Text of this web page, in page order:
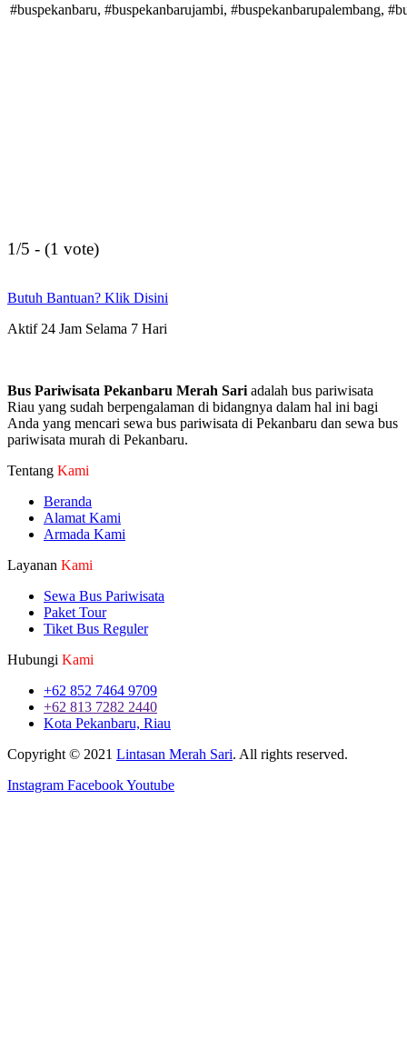
#buspekanbaru, #buspekanbarujambi, #buspekanbarupalembang,
1/5 - (1 vote)
Butuh Bantuan? Klik Disini
Aktif 24 Jam Selama 7 Hari
Bus Pariwisata Pekanbaru Merah Sari adalah bus pariwisata
Riau yang sudah berpengalaman di bidangnya dalam hal ini bagi
Anda yang mencari sewa bus pariwisata di Pekanbaru dan sewa bus
pariwisata murah di Pekanbaru.
Tentang Kami
Beranda
Alamat Kami
Armada Kami
Layanan Kami
Sewa Bus Pariwisata
Paket Tour
Tiket Bus Reguler
Hubungi Kami
+62 852 7464 9709
+62 813 7282 2440
Kota Pekanbaru, Riau
Copyright © 2021 Lintasan Merah Sari. All rights reserved.
Instagram FacebookYoutube